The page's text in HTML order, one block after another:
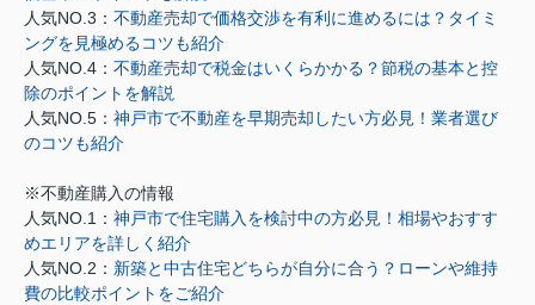
人気NO.3： 不動産売却で価格交渉を有利に進めるには？タイミ
ングを見極めるコツも紹介
人気NO.4： 不動産売却で税金はいくらかかる？節税の基本と控
除のポイントを解説
人気NO.5： 神戸市で不動産を早期売却したい方必見！業者選び
のコツも紹介
※不動産購入の情報
人気NO.1： 神戸市で住宅購入を検討中の方必見！相場やおすす
めエリアを詳しく紹介
人気NO.2： 新築と中古住宅どちらが自分に合う？ローンや維持
費の比較ポイントをご紹介